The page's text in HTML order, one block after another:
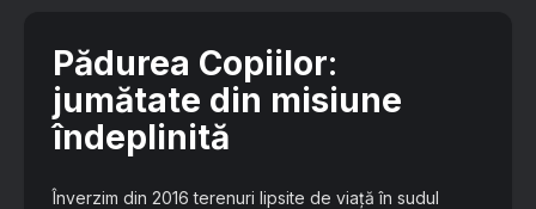
Pădurea Copiilor:
jumătate din misiune
îndeplinită
Înverzim din 2016 terenuri lipsite de viață în sudul